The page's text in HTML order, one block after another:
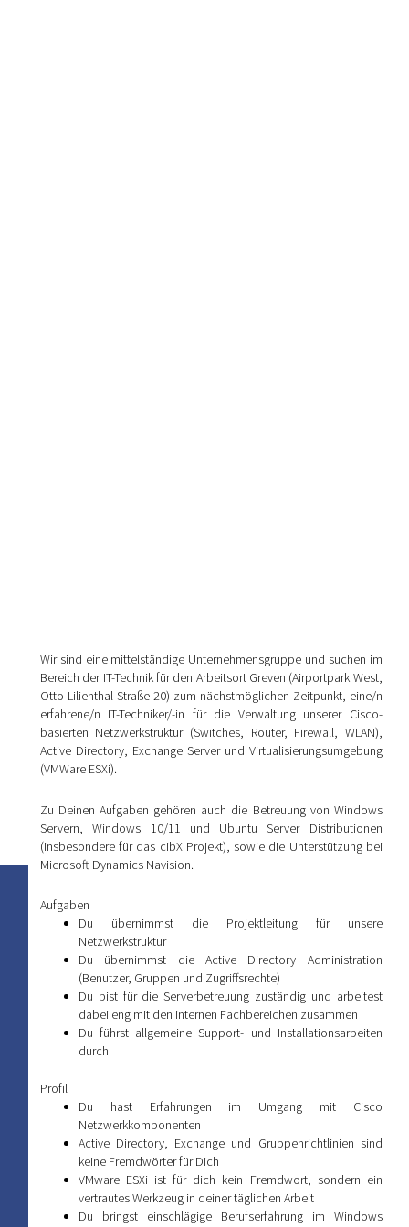
Wir sind eine mittelständige Unternehmensgruppe und suchen im
Bereich der IT-Technik für den Arbeitsort Greven (Airportpark West,
Otto-Lilienthal-Straße 20) zum nächstmöglichen Zeitpunkt, eine/n
erfahrene/n IT-Techniker/-in für die Verwaltung unserer Cisco-
basierten Netzwerkstruktur (Switches, Router, Firewall, WLAN),
Active Directory, Exchange Server und Virtualisierungsumgebung
(VMWare ESXi).
Zu Deinen Aufgaben gehören auch die Betreuung von Windows
Servern, Windows 10/11 und Ubuntu Server Distributionen
(insbesondere für das cibX Projekt), sowie die Unterstützung bei
Microsoft Dynamics Navision.
Aufgaben
Du übernimmst die Projektleitung für unsere
Netzwerkstruktur
Du übernimmst die Active Directory Administration
(Benutzer, Gruppen und Zugriffsrechte)
Du bist für die Serverbetreuung zuständig und arbeitest
dabei eng mit den internen Fachbereichen zusammen
Du führst allgemeine Support- und Installationsarbeiten
durch
Profil
Du hast Erfahrungen im Umgang mit Cisco
Netzwerkkomponenten
Active Directory, Exchange und Gruppenrichtlinien sind
keine Fremdwörter für Dich
VMware ESXi ist für dich kein Fremdwort, sondern ein
vertrautes Werkzeug in deiner täglichen Arbeit
Du bringst einschlägige Berufserfahrung im Windows